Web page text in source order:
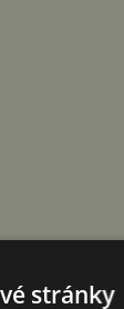
stránky